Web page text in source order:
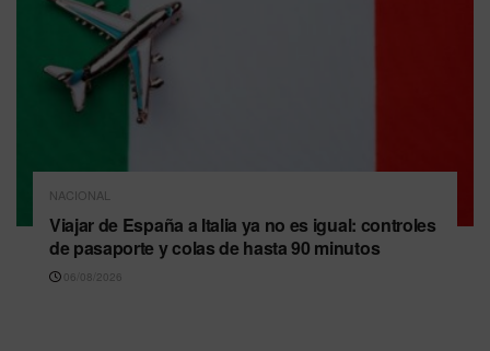
NACIONAL
Viajar de España a Italia ya no es igual: controles
de pasaporte y colas de hasta 90 minutos
06/08/2026